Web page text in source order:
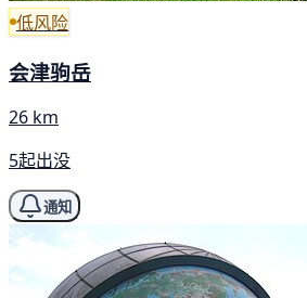
低风险
会津驹岳
26 km
5起出没
通知